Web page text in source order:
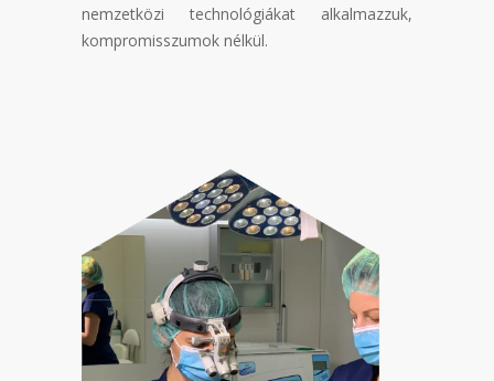
nemzetközi technológiákat alkalmazzuk,
kompromisszumok nélkül.